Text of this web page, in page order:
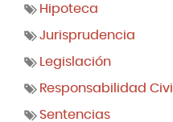
Hipoteca
Jurisprudencia
Legislación
Responsabilidad Civil
Sentencias